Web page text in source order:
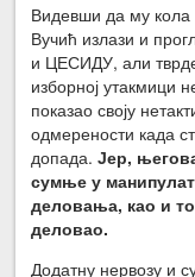
Видевши да му кола
Вучић излази и
и ЦЕСИДУ, али
изборној утакмици
показао своју
одмерености када
допада.Јер,
сумње у
деловања, као и то
деловао.
Додатну нервозу и